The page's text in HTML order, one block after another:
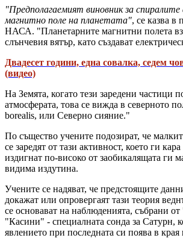
"Предполагаемият виновник за
магнитно поле на планетата", се казва в
НАСА. "Планетарните магнитни полета
слънчевия вятър, като създават
Двадесет години, една совалка, седем
(видео)
На Земята, когато тези заредени частици
атмосферата, това се вижда в северното
borealis, или Северно сияние."
По същество учените подозират, че
се заредят от тази активност, което ги кара
издигнат по-високо от заобикалящата ги
видима издутина.
Учените се надяват, че предстоящите
докажат или опровергаят тази теория
се основават на наблюденията, събрани
"Касини" - специалната сонда за Сатурн,
явлението при последната си поява в